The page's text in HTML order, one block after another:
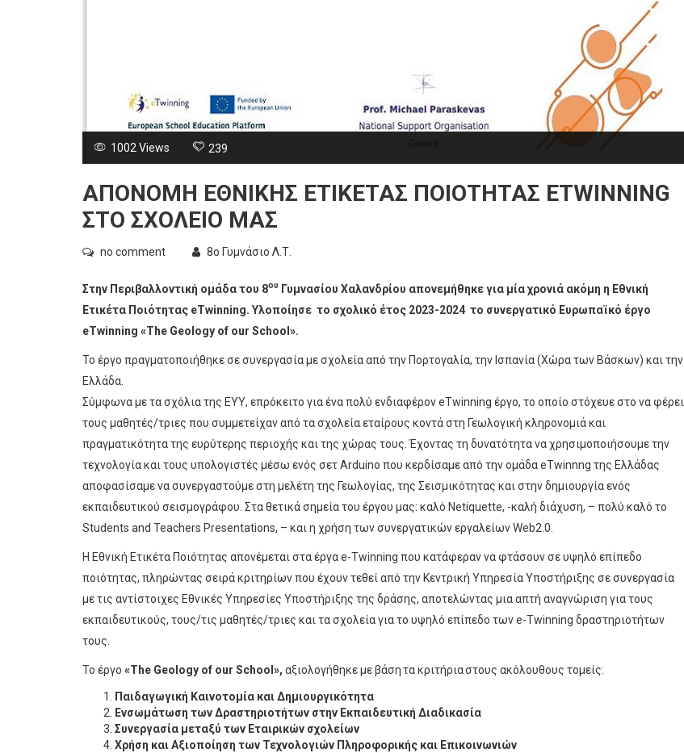
1002 Views 239
ΑΠΟΝΟΜΉ ΕΘΝΙΚΉΣ ΕΤΙΚΈΤΑΣ ΠΟΙΌΤΗΤΑΣ EΤWINNING
ΣΤΟ ΣΧΟΛΕΊΟ ΜΑΣ
no comment 8ο Γυμνάσιο Λ.Τ.
Στην Περιβαλλοντική ομάδα του 8ου Γυμνασίου Χαλανδρίου απονεμήθηκε για μία χρονιά ακόμη η Εθνική
Ετικέτα Ποιότητας eTwinning. Υλοποίησε το σχολικό έτος 2023-2024 το συνεργατικό Ευρωπαϊκό έργο
eTwinning «The Geology of our School».
Το έργο πραγματοποιήθηκε σε συνεργασία με σχολεία από την Πορτογαλία, την Ισπανία (Χώρα των Βάσκων) και την
Ελλάδα.
Σύμφωνα με τα σχόλια της ΕΥΥ, επρόκειτο για ένα πολύ ενδιαφέρον eTwinning έργο, το οποίο στόχευε στο να φέρει
τους μαθητές/τριες που συμμετείχαν από τα σχολεία εταίρους κοντά στη Γεωλογική κληρονομιά και
πραγματικότητα της ευρύτερης περιοχής και της χώρας τους. Έχοντας τη δυνατότητα να χρησιμοποιήσουμε την
τεχνολογία και τους υπολογιστές μέσω ενός σετ Arduino που κερδίσαμε από την ομάδα eTwinnng της Ελλάδας
αποφασίσαμε να συνεργαστούμε στη μελέτη της Γεωλογίας, της Σεισμικότητας και στην δημιουργία ενός
εκπαιδευτικού σεισμογράφου. Στα θετικά σημεία του έργου μας: καλό Netiquette, -καλή διάχυση, – πολύ καλό το
Students and Teachers Presentations, – και η χρήση των συνεργατικών εργαλείων Web2.0.
H Εθνική Ετικέτα Ποιότητας απονέμεται στα έργα e-Twinning που κατάφεραν να φτάσουν σε υψηλό επίπεδο
ποιότητας, πληρώντας σειρά κριτηρίων που έχουν τεθεί από την Κεντρική Υπηρεσία Υποστήριξης σε συνεργασία
με τις αντίστοιχες Εθνικές Υπηρεσίες Υποστήριξης της δράσης, αποτελώντας μια απτή αναγνώριση για τους
εκπαιδευτικούς, τους/τις μαθητές/τριες και τα σχολεία για το υψηλό επίπεδο των e-Twinning δραστηριοτήτων
τους.
Το έργο «The Geology of our School», αξιολογήθηκε με βάση τα κριτήρια στους ακόλουθους τομείς:
Παιδαγωγική Καινοτομία και Δημιουργικότητα
Ενσωμάτωση των Δραστηριοτήτων στην Εκπαιδευτική Διαδικασία
Συνεργασία μεταξύ των Εταιρικών σχολείων
Χρήση και Αξιοποίηση των Τεχνολογιών Πληροφορικής και Επικοινωνιών